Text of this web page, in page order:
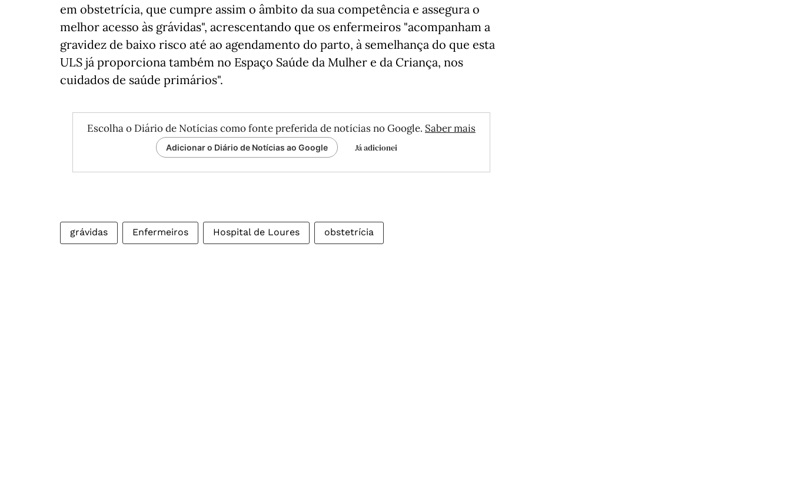
em obstetrícia, que cumpre assim o âmbito da sua competência e assegura o
melhor acesso às grávidas", acrescentando que os enfermeiros "acompanham a
gravidez de baixo risco até ao agendamento do parto, à semelhança do que esta
ULS já proporciona também no Espaço Saúde da Mulher e da Criança, nos
cuidados de saúde primários".
Escolha o Diário de Notícias como fonte preferida de notícias no Google. Saber mais
Adicionar o Diário de Notícias ao Google Já adicionei
grávidas Enfermeiros Hospital de Loures obstetrícia